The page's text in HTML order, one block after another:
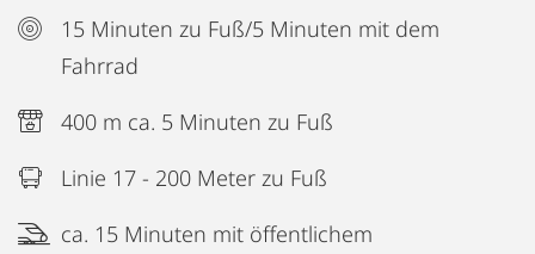
15 Minuten zu Fuß/5 Minuten mit dem
Fahrrad
400 m ca. 5 Minuten zu Fuß
Linie 17 - 200 Meter zu Fuß
ca. 15 Minuten mit öffentlichem